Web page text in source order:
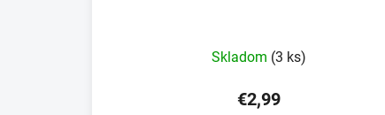
Skladom (3 ks)
€2,99